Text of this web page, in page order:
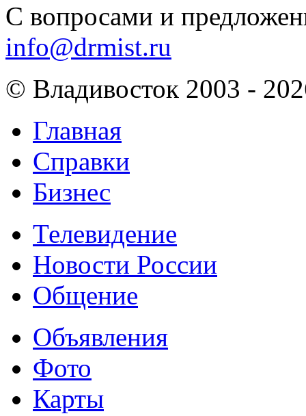
С вопросами и
info@drmist.ru
© Владивосток 2003 -
Главная
Справки
Бизнес
Телевидение
Новости России
Общение
Объявления
Фото
Карты